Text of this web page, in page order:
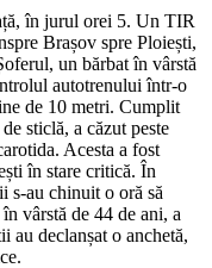
în jurul orei 5. Un TIR
Brașov spre Ploiești,
un bărbat în vârstă
autotrenului într-o
de 10 metri. Cumplit
sticlă, a căzut peste
Acesta a fost
în stare critică. În
s-au chinuit o oră să
vârstă de 44 de ani, a
au declanșat o anchetă,